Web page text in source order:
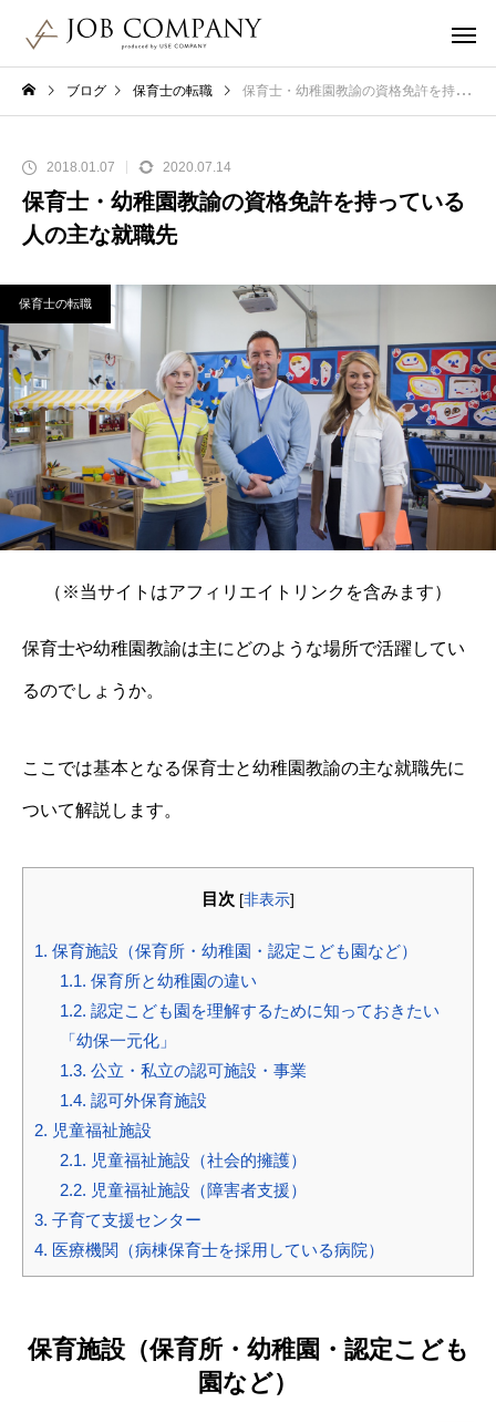
ブログ 保育士の転職 保育士・幼稚園教諭の資格免許を持っている人の主な就職先
2018.01.07 2020.07.14
保育士・幼稚園教諭の資格免許を持っている
人の主な就職先
保育士の転職
（※当サイトはアフィリエイトリンクを含みます）
保育士や幼稚園教諭は主にどのような場所で活躍してい
るのでしょうか。
ここでは基本となる保育士と幼稚園教諭の主な就職先に
ついて解説します。
目次 [非表示]
1. 保育施設（保育所・幼稚園・認定こども園など）
1.1. 保育所と幼稚園の違い
1.2. 認定こども園を理解するために知っておきたい
「幼保一元化」
1.3. 公立・私立の認可施設・事業
1.4. 認可外保育施設
2. 児童福祉施設
2.1. 児童福祉施設（社会的擁護）
2.2. 児童福祉施設（障害者支援）
3. 子育て支援センター
4. 医療機関（病棟保育士を採用している病院）
保育施設（保育所・幼稚園・認定こども
園など）